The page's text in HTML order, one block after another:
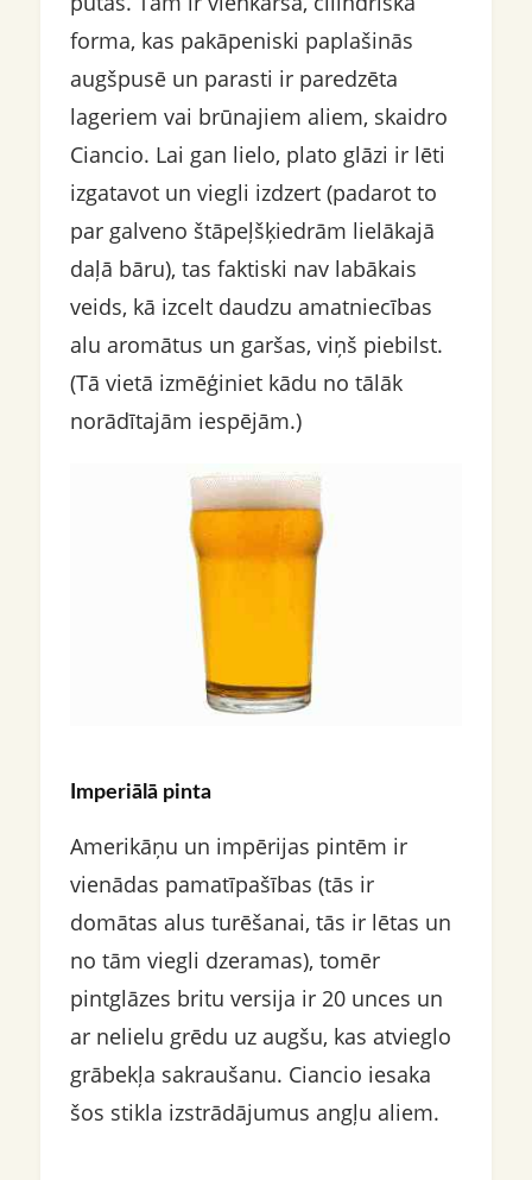
forma, kas pakāpeniski paplašinās
augšpusē un parasti ir paredzēta
lageriem vai brūnajiem aliem, skaidro
Ciancio. Lai gan lielo, plato glāzi ir lēti
izgatavot un viegli izdzert (padarot to
par galveno štāpeļšķiedrām lielākajā
daļā bāru), tas faktiski nav labākais
veids, kā izcelt daudzu amatniecības
alu aromātus un garšas, viņš piebilst.
(Tā vietā izmēģiniet kādu no tālāk
norādītajām iespējām.)
Imperiālā pinta
Amerikāņu un impērijas pintēm ir
vienādas pamatīpašības (tās ir
domātas alus turēšanai, tās ir lētas un
no tām viegli dzeramas), tomēr
pintglāzes britu versija ir 20 unces un
ar nelielu grēdu uz augšu, kas atvieglo
grābekļa sakraušanu. Ciancio iesaka
šos stikla izstrādājumus angļu aliem.